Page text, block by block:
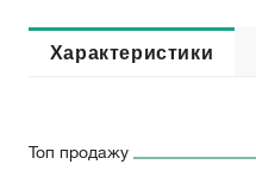
Характеристики
Топ продажу